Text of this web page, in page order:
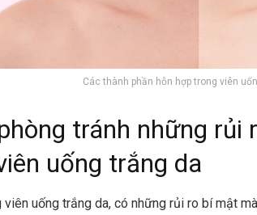
Các thành phần hỗn hợp trong viên
tránh những rủi
uống trắng da
viên uống trắng da, có những rủi ro bí mật